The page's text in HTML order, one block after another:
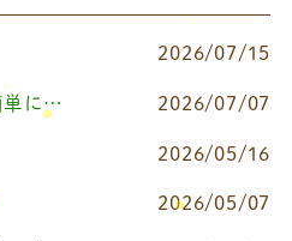
2026/07/15
二重アゴと喉のたるみを簡単に改善したいなら 2026/07/07
2026/05/16
2026/05/07